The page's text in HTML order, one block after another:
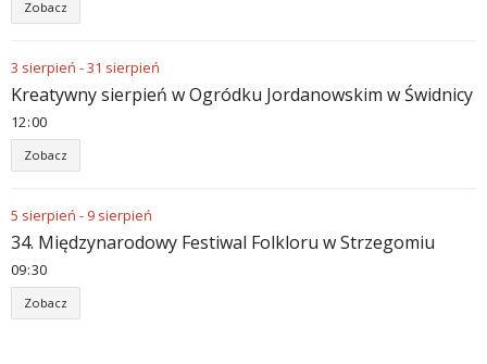
Zobacz
3 sierpień -31 sierpień
Kreatywny sierpień w Ogródku Jordanowskim w Świdnicy
12 00
Zobacz
5 sierpień - 9 sierpień
34. Międzynarodowy Festiwal Folkloru w Strzegomiu
09 30
Zobacz